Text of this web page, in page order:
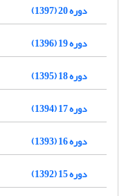
دوره 20 (1397)
دوره 19 (1396)
دوره 18 (1395)
دوره 17 (1394)
دوره 16 (1393)
دوره 15 (1392)